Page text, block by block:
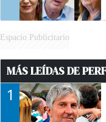
Espacio Publicitario
MÁS LEÍDAS DE
1